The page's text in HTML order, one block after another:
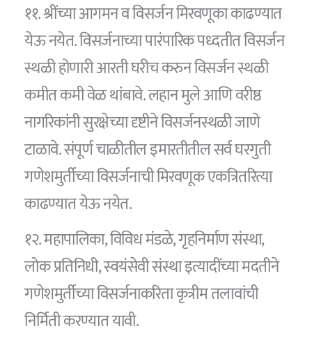
११. श्रींच्या आगमन व विसर्जन मिरवणूका काढण्यात
येऊ नयेत. विसर्जनाच्या पारंपारिक पध्दतीत विसर्जन
स्थळी होणारी आरती घरीच करुन विसर्जन स्थळी
कमीत कमी वेळ थांबावे. लहान मुले आणि वरीष्ठ
नागरिकांनी सुरक्षेच्या दृष्टीने विसर्जनस्थळी जाणे
टाळावे. संपूर्ण चाळीतील इमारतीतील सर्व घरगुती
गणेशमुर्तीच्या विसर्जनाची मिरवणूक एकत्रितरित्या
काढण्यात येऊ नयेत.
१२. महापालिका, विविध मंडळे, गृहनिर्माण संस्था,
लोक प्रतिनिधी, स्वयंसेवी संस्था इत्यादींच्या मदतीने
गणेशमुर्तीच्या विसर्जनाकरिता कृत्रीम तलावांची
निर्मिती करण्यात यावी.